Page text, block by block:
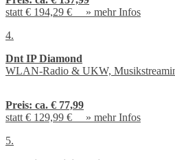
statt € 194,29 € » mehr Infos
4.
Dnt IP Diamond
WLAN-Radio & UKW,
Preis: ca. € 77,99
statt € 129,99 € » mehr Infos
5.